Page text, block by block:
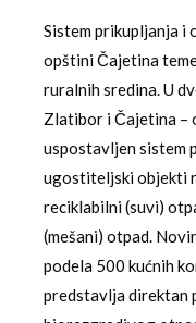
Sistem prikupljanja i
opštini Čajetina
ruralnih sredina. U
Zlatibor i Čajetina –
uspostavljen sistem
ugostiteljski objekti
reciklabilni (suvi)
(mešani) otpad.
podela 500 kućnih
predstavlja direktan